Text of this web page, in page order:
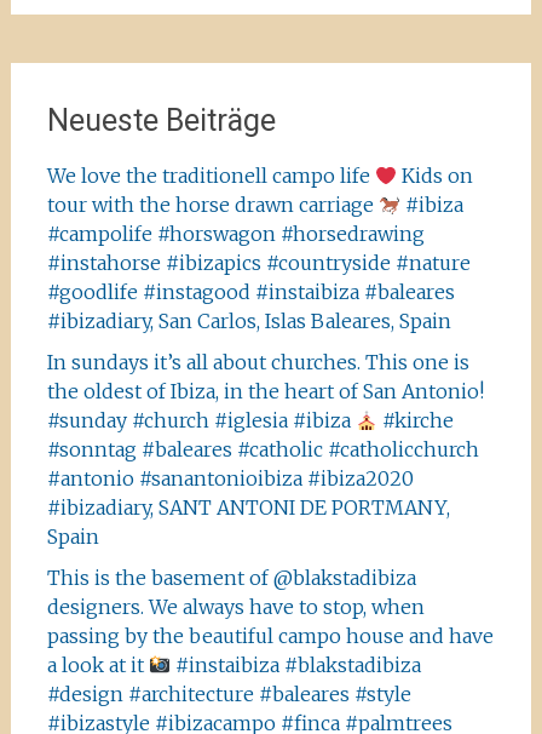
Neueste Beiträge
We love the traditionell campo life
Kids on
tour with the horse drawn carriage
#ibiza
#campolife #horswagon #horsedrawing
#instahorse #ibizapics #countryside #nature
#goodlife #instagood #instaibiza #baleares
#ibizadiary, San Carlos, Islas Baleares, Spain
In sundays it’s all about churches. This one is
the oldest of Ibiza, in the heart of San Antonio!
#sunday #church #iglesia #ibiza
#kirche
#sonntag #baleares #catholic #catholicchurch
#antonio #sanantonioibiza #ibiza2020
#ibizadiary, SANT ANTONI DE PORTMANY,
Spain
This is the basement of @blakstadibiza
designers. We always have to stop, when
passing by the beautiful campo house and have
a look at it
#instaibiza #blakstadibiza
#design #architecture #baleares #style
#ibizastyle #ibizacampo #finca #palmtrees